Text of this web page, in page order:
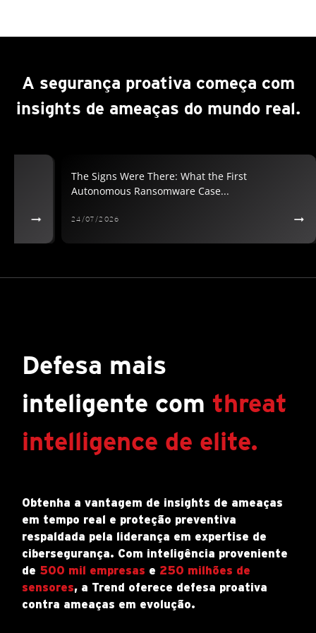
A segurança proativa começa com
insights de ameaças do mundo real.
The Signs Were There: What the First
Autonomous Ransomware Case...
24/07/2026
Defesa mais
inteligente com threat
intelligence de elite.
Obtenha a vantagem de insights de ameaças
em tempo real e proteção preventiva
respaldada pela liderança em expertise de
cibersegurança. Com inteligência proveniente
de 500 mil empresas e 250 milhões de
sensores, a Trend oferece defesa proativa
contra ameaças em evolução.